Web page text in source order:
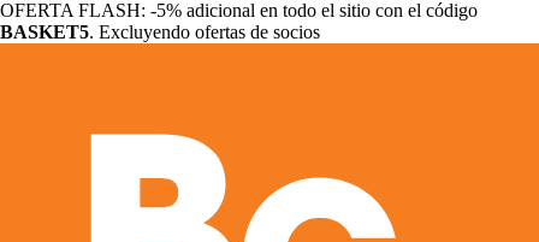
OFERTA FLASH: -5% adicional en todo el sitio con el código
BASKET5. Excluyendo ofertas de socios